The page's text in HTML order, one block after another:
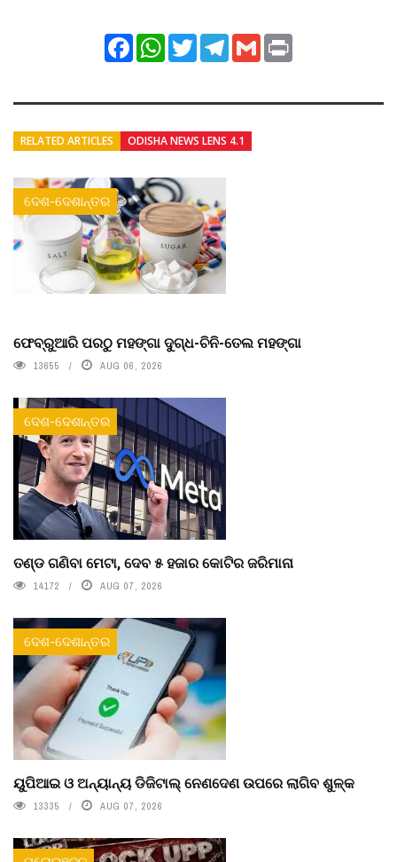
FacebookWhatsApp
TwitterTelegram
Gmail
RELATED ARTICLES ODISHA NEWS LENS 4.1
ଦେଶ-ଦେଶାନ୍ତର
ଫେବ୍ରୁଆରି ପରଠୁ ମହଙ୍ଗା ଦୁଗ୍ଧ-ଚିନି-ତେଲ ମହଙ୍ଗା
13655 AUG 06, 2026
ଦେଶ-ଦେଶାନ୍ତର
ତଣ୍ଡ ଗଣିବା ମେଟା, ଦେବ ୫ ହଜାର କୋଟିର ଜରିମାନା
14172 AUG 07, 2026
ଦେଶ-ଦେଶାନ୍ତର
ୟୁପିଆଇ ଓ ଅନ୍ୟାନ୍ୟ ଡିଜିଟାଲ୍ ନେଣଦେଣ ଉପରେ ଲାଗିବ ଶୁଳ୍କ
13335 AUG 07, 2026